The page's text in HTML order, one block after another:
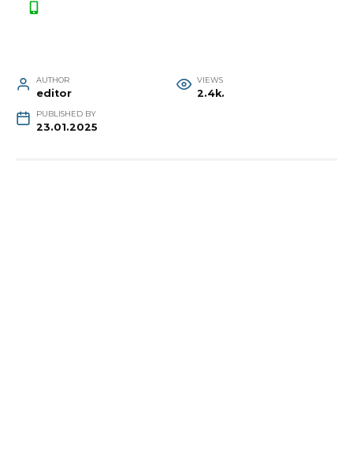
AUTHOR
editor
VIEWS
2.4k.
PUBLISHED BY
23.01.2025